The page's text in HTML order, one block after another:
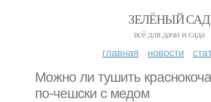
ЗЕЛЁНЫЙ САД
всё для дачи и сада
главная новости
Можно ли тушить
по-чешски с медом